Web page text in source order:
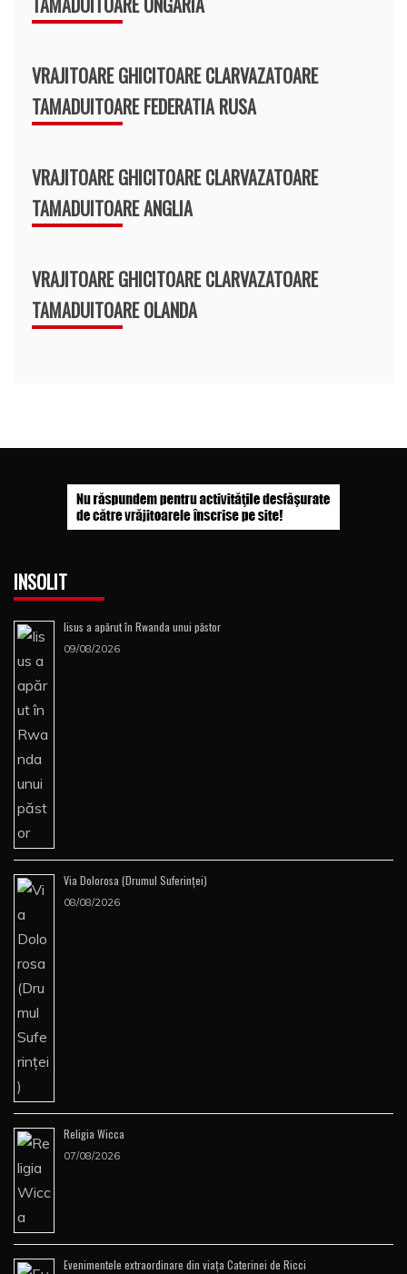
VRAJITOARE GHICITOARE CLARVAZATOARE
TAMADUITOARE FEDERATIA RUSA
VRAJITOARE GHICITOARE CLARVAZATOARE
TAMADUITOARE ANGLIA
VRAJITOARE GHICITOARE CLARVAZATOARE
TAMADUITOARE OLANDA
INSOLIT
Iisus a apărut în Rwanda unui păstor
09/08/2026
Via Dolorosa (Drumul Suferinţei)
08/08/2026
Religia Wicca
07/08/2026
Evenimentele extraordinare din viața Caterinei de Ricci